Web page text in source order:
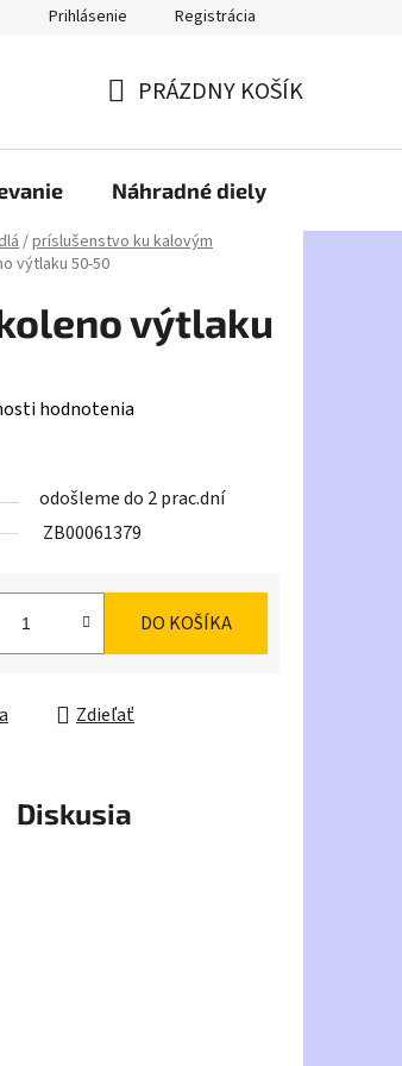
Prihlásenie Registrácia
KOŠÍK
PRÁZDNY KOŠÍK
Náhradné diely
/príslušenstvo ku kalovým
výtlaku 50-50
výtlaku
hodnotenia
odošleme do 2 prac.dní
ZB00061379
DO KOŠÍKA
Zdieľať
Diskusia